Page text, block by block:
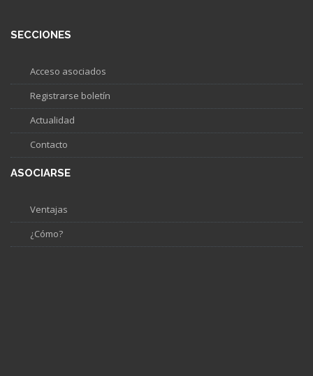
SECCIONES
Acceso asociados
Registrarse boletín
Actualidad
Contacto
ASOCIARSE
Ventajas
¿Cómo?